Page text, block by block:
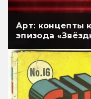
Арт: концепты
эпизода